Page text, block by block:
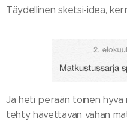
Täydellinen sketsi-idea,
Ja heti perään toinen hyvä
tehty hävettävän vähän